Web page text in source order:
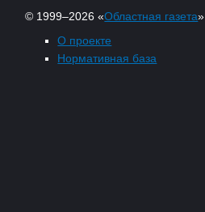
© 1999–2026 «Областная газета»
О проекте
Нормативная база